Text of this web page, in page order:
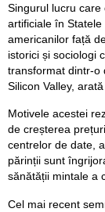
Singurul lucru
artificiale în
americanilor față
istorici și sociologi
transformat dintr-o
Silicon Valley,
Motivele acestei
de creșterea
centrelor de date,
părinții sunt
sănătății mintale a
Cel mai recent